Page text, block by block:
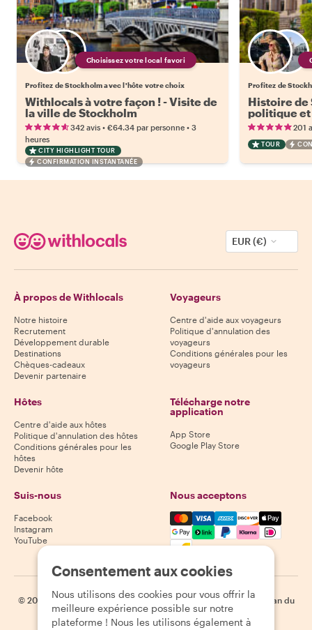
Choisissez votre local favori
Profitez de Stockholm avec l'hôte votre choix
Withlocals à votre façon ! - Visite de
la ville de Stockholm
342 avis • €64.34 par personne • 3
heures
CITY HIGHLIGHT TOUR
CONFIRMATION INSTANTANÉE
Profitez de
Histoire de
politique et
201
TOUR
EUR (€)
À propos de Withlocals
Notre histoire
Recrutement
Développement durable
Destinations
Chèques-cadeaux
Devenir partenaire
Voyageurs
Centre d'aide aux voyageurs
Politique d'annulation des
voyageurs
Conditions générales pour les
voyageurs
Hôtes
Centre d'aide aux hôtes
Politique d'annulation des hôtes
Conditions générales pour les
hôtes
Devenir hôte
Télécharge notre
application
App Store
Google Play Store
Suis-nous
Facebook
Instagram
YouTube
Nous acceptons
Mastercard, Visa, Amex,
© 2026 Withlocals.com | Politique de confidentialité | Cookies
Plan du
site
Consentement aux cookies
Nous utilisons des cookies pour vous offrir la
meilleure expérience possible sur notre
plateforme ! Nous les utilisons également à